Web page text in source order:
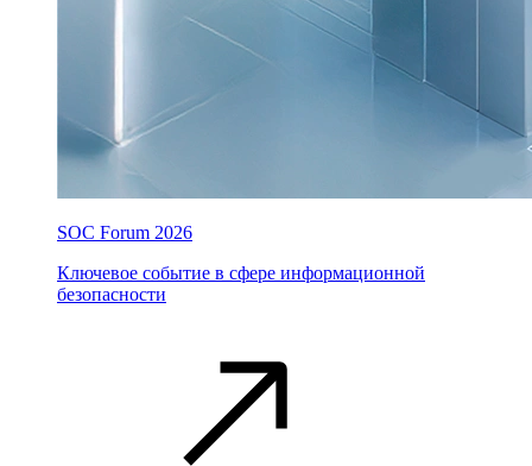
SOC Forum 2026
Ключевое событие в сфере информационной
безопасности